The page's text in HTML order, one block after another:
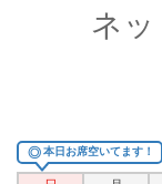
ネ
◎本日お席空いてます！